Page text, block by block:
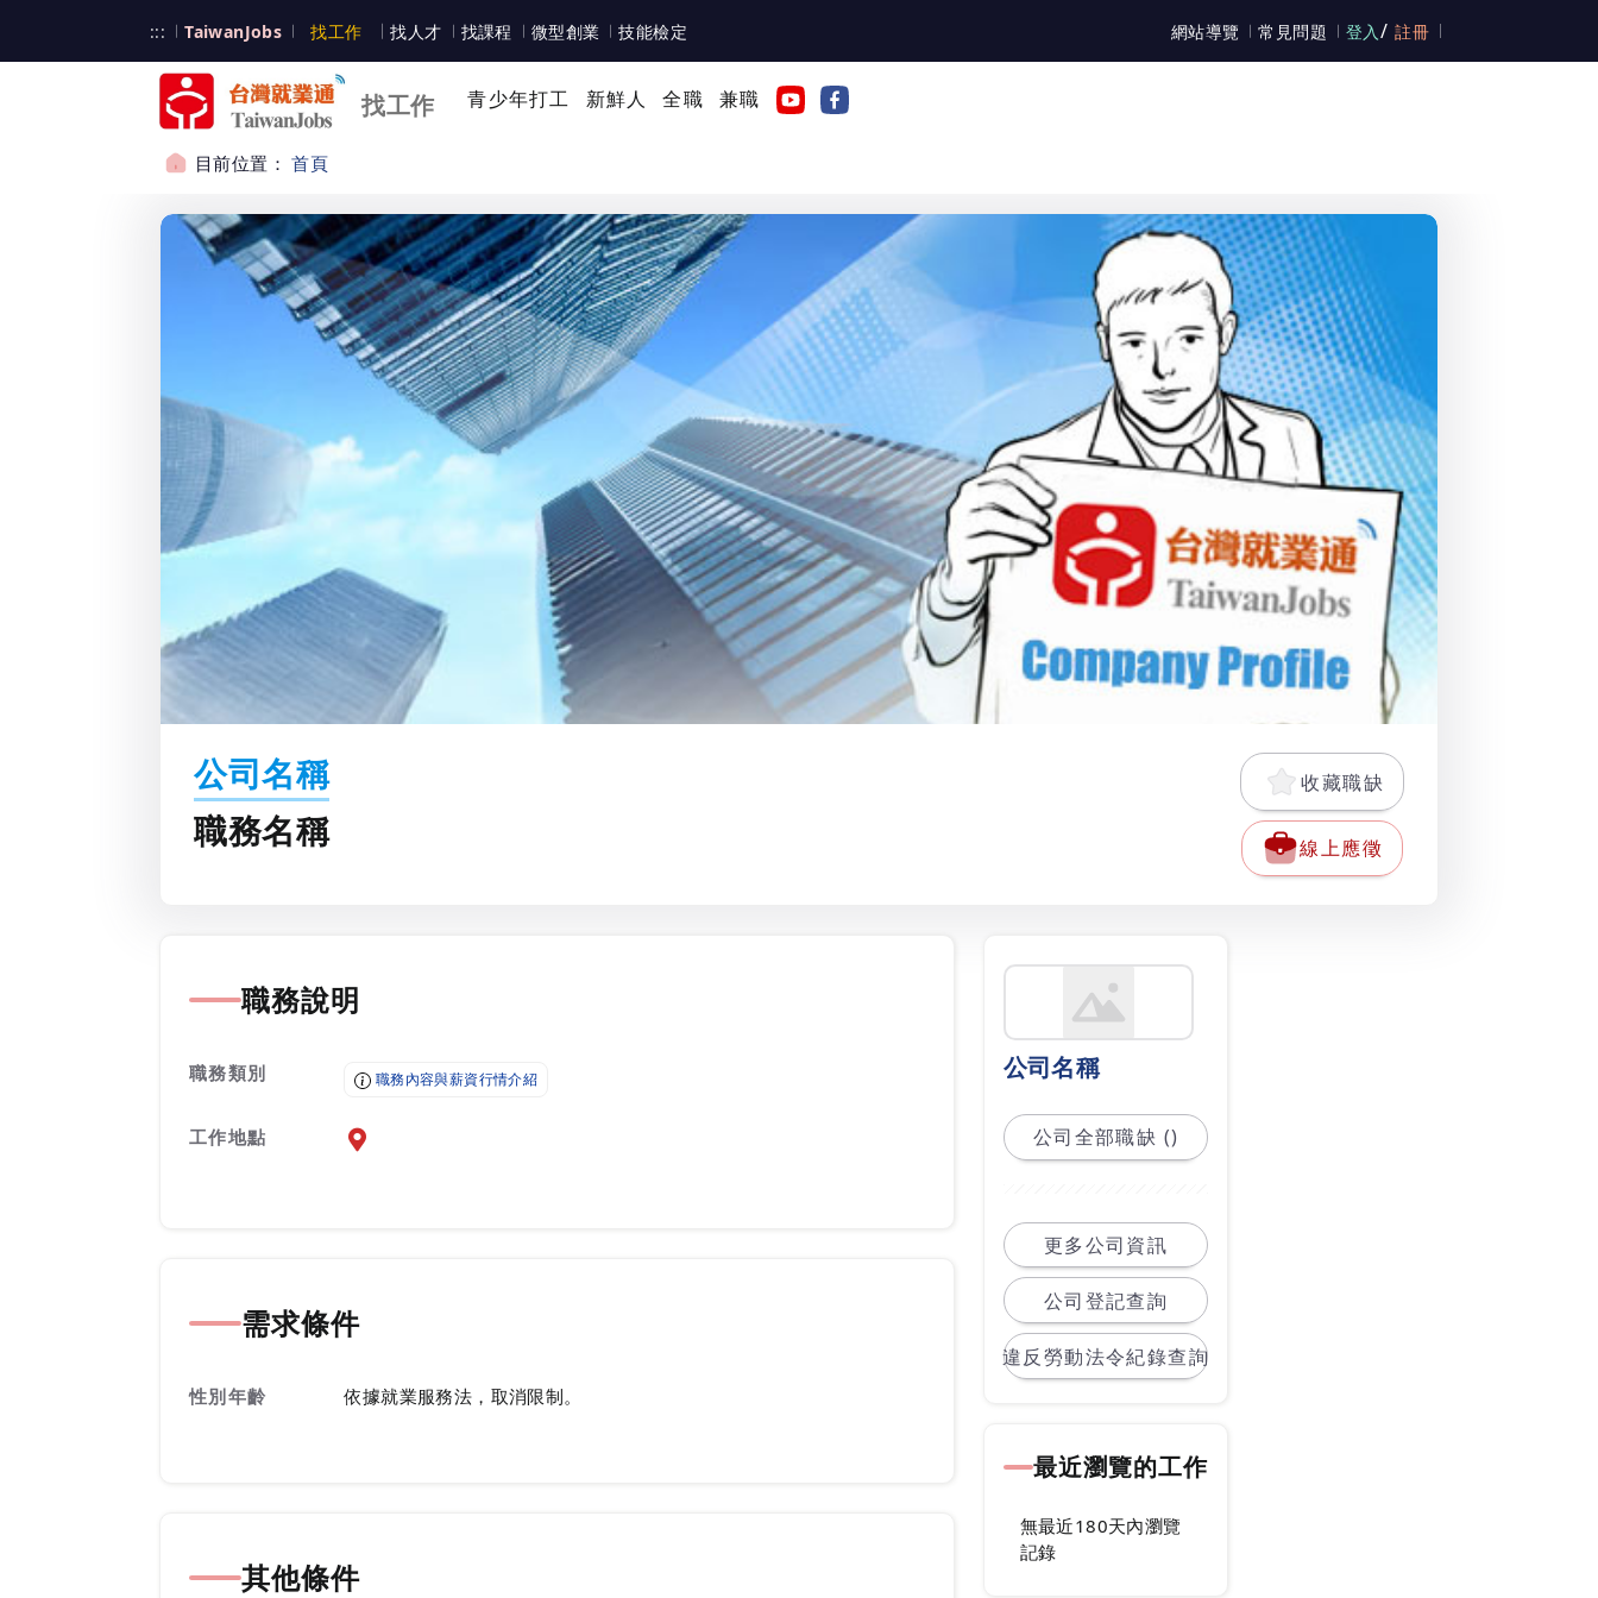
::: TaiwanJobs 台灣就業通
找工作 台灣就業通
找人才 找課程 微型創業 技能檢定 網站導覽 常見問題 登入 / 註冊
找工作 青少年打工 新鮮人 全職 兼職
目前位置：首頁
公司名稱
職務名稱
收藏職缺
線上應徵
職務說明
職務類別 職務內容與薪資行情介紹
工作地點 前往查看地圖
需求條件
性別年齡 依據就業服務法，取消限制。
其他條件
公司名稱
公司全部職缺 ()
更多公司資訊
公司登記查詢
違反勞動法令紀錄查詢
最近瀏覽的工作
無最近180天內瀏覽
記錄